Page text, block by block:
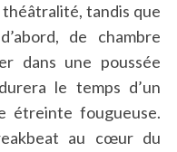
tandis que
de chambre
dans une poussée
le temps d’un
étreinte fougueuse.
au cœur du